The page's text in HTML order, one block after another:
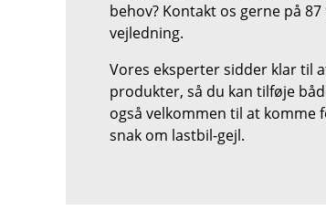
behov? Kontakt os gerne på
vejledning.
Vores eksperter sidder klar til
produkter, så du kan tilføje
også velkommen til at komme
snak om lastbil-gejl.